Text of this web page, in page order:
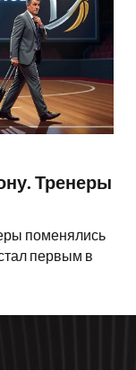
Тренеры
поменялись
первым в